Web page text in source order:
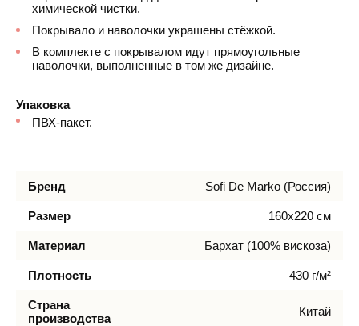
химической чистки.
Покрывало и наволочки украшены стёжкой.
В комплекте с покрывалом идут прямоугольные
наволочки, выполненные в том же дизайне.
Упаковка
ПВХ-пакет.
Бренд Sofi De Marko (Россия)
Размер 160х220 см
Материал Бархат (100% вискоза)
Плотность 430 г/м²
Страна
производства
Китай